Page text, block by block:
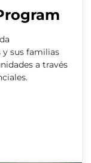
y sus familias
a través